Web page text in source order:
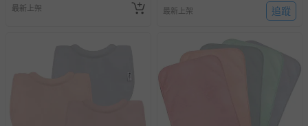
最新上架 最新上架 追蹤